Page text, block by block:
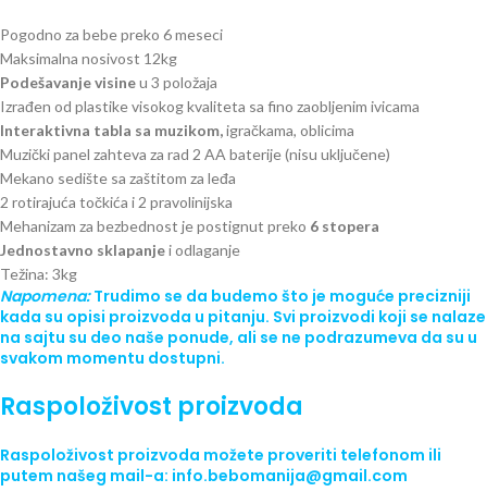
Pogodno za bebe preko 6 meseci
Maksimalna nosivost 12kg
Podešavanje visineu 3 položaja
Izrađen od plastike visokog kvaliteta sa fino zaobljenim ivicama
Interaktivna tabla sa muzikom,igračkama, oblicima
Muzički panel zahteva za rad 2 AA baterije (nisu uključene)
Mekano sedište sa zaštitom za leđa
2 rotirajuća točkića i 2 pravolinijska
Mehanizam za bezbednost je postignut preko 6 stopera
Jednostavno sklapanjei odlaganje
Težina: 3kg
Napomena:Trudimo se da budemo što je moguće precizniji
kada su opisi proizvoda u pitanju. Svi proizvodi koji se nalaze
na sajtu su deo naše ponude, ali se ne podrazumeva da su u
svakom momentu dostupni.
Raspoloživost proizvoda
Raspoloživost proizvoda možete proveriti telefonom ili
putem našeg mail-a: info.bebomanija@gmail.com